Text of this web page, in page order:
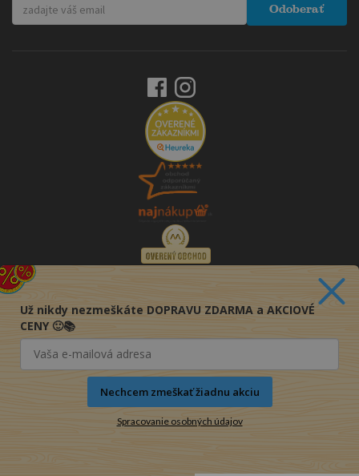
Odoberať
Už nikdy nezmeškáte DOPRAVU ZDARMA a AKCIOVÉ
CENY 🙂📚
Nechcem zmeškať žiadnu akciu
Spracovanie osobných údajov